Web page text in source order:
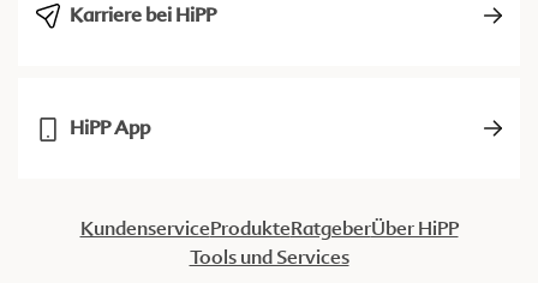
Karriere bei HiPP
HiPP App
KundenserviceProdukteRatgeberÜber HiPP
Tools und Services